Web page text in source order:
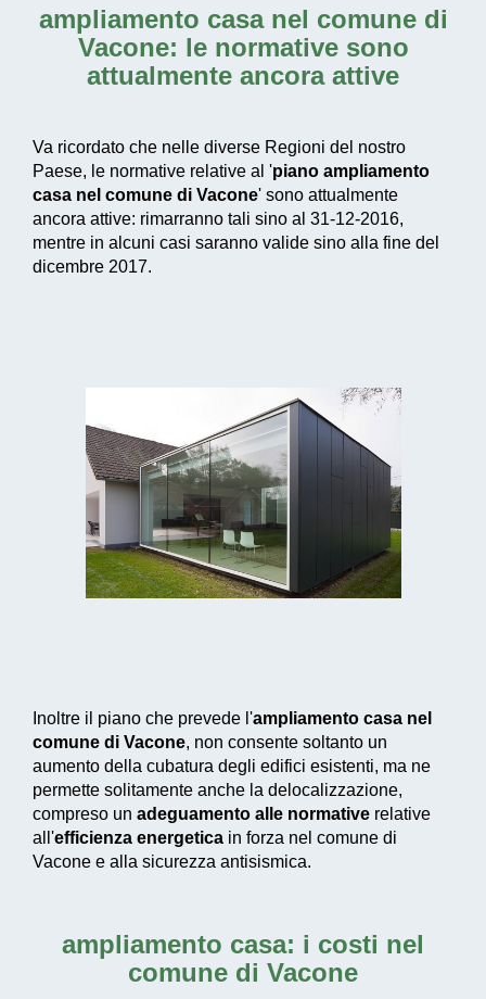
ampliamento casa nel comune di
Vacone: le normative sono
attualmente ancora attive
Va ricordato che nelle diverse Regioni del nostro
Paese, le normative relative al 'piano ampliamento
casa nel comune di Vacone' sono attualmente
ancora attive: rimarranno tali sino al 31-12-2016,
mentre in alcuni casi saranno valide sino alla fine del
dicembre 2017.
Inoltre il piano che prevede l'ampliamento casa nel
comune di Vacone, non consente soltanto un
aumento della cubatura degli edifici esistenti, ma ne
permette solitamente anche la delocalizzazione,
compreso un adeguamento alle normative relative
all'efficienza energetica in forza nel comune di
Vacone e alla sicurezza antisismica.
ampliamento casa: i costi nel
comune di Vacone